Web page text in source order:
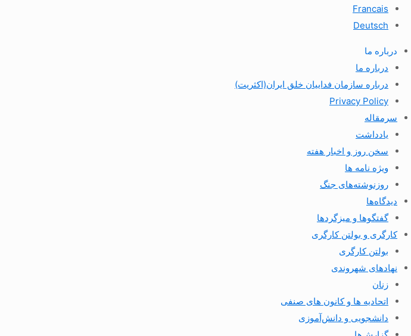
Francais
Deutsch
درباره ما
درباره ما
درباره سازمان فداییان خلق ایران(اکثریت)
Privacy Policy
سرمقاله
یادداشت
سخن روز و اخبار هفته
ویژه نامه ها
روزنوشته‌های جنگ
دیدگاه‌ها
گفتگوها و میزگردها
کارگری و بولتن کارگری
بولتن کارگری
نهادهای شهروندی
زنان
اتحادیه ها و کانون های صنفی
دانشجویی و دانش‌آموزی